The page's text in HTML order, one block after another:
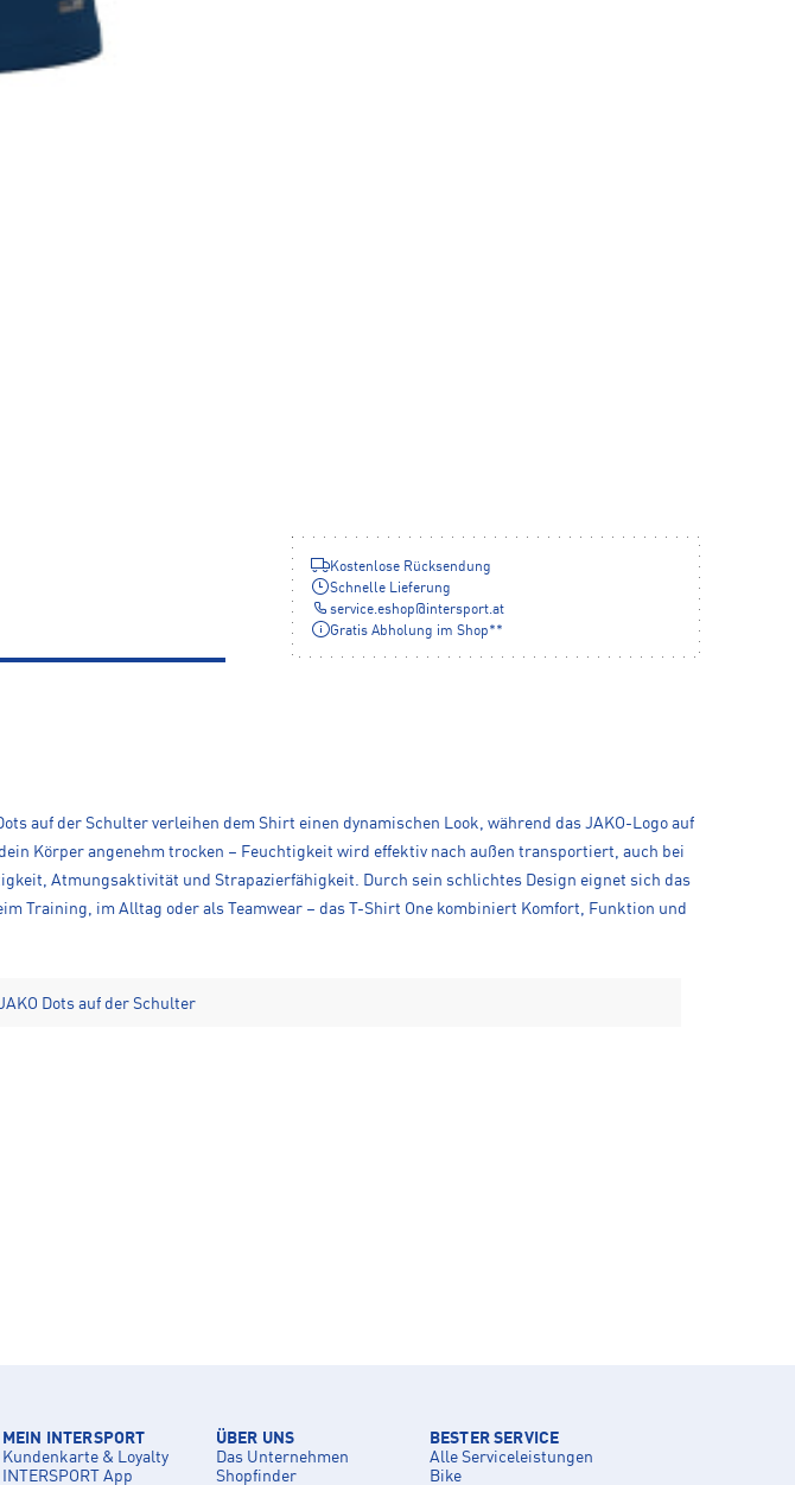
Kostenlose Rücksendung
Schnelle Lieferung
service.eshop@intersport.at
Gratis Abholung im Shop**
auf der Schulter verleihen dem Shirt einen dynamischen Look, während das JAKO-Logo auf
Körper angenehm trocken – Feuchtigkeit wird effektiv nach außen transportiert, auch bei
Atmungsaktivität und Strapazierfähigkeit. Durch sein schlichtes Design eignet sich das
Training, im Alltag oder als Teamwear – das T-Shirt One kombiniert Komfort, Funktion und
Dots auf der Schulter
MEIN INTERSPORT
Kundenkarte & Loyalty
INTERSPORT App
ÜBER UNS
Das Unternehmen
Shopfinder
BESTER SERVICE
Alle Serviceleistungen
Bike